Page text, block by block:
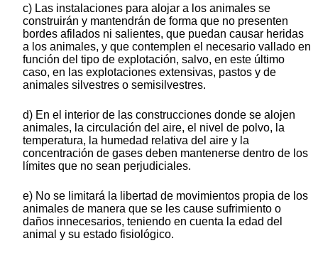
c) Las instalaciones para alojar a los animales se
construirán y mantendrán de forma que no presenten
bordes afilados ni salientes, que puedan causar heridas
a los animales, y que contemplen el necesario vallado en
función del tipo de explotación, salvo, en este último
caso, en las explotaciones extensivas, pastos y de
animales silvestres o semisilvestres.
d) En el interior de las construcciones donde se alojen
animales, la circulación del aire, el nivel de polvo, la
temperatura, la humedad relativa del aire y la
concentración de gases deben mantenerse dentro de los
límites que no sean perjudiciales.
e) No se limitará la libertad de movimientos propia de los
animales de manera que se les cause sufrimiento o
daños innecesarios, teniendo en cuenta la edad del
animal y su estado fisiológico.